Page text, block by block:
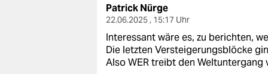
fragen & hilfe
unterstützen
abo
Patrick Nürge
22.06.2025 , 15:17 Uhr
Interessant wäre es, zu berichten,
Die letzten Versteigerungsblöcke
Also WER treibt den Weltuntergang